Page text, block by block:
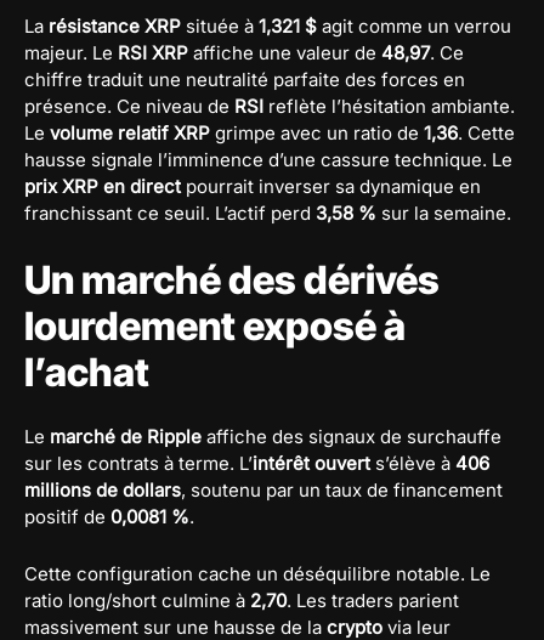
La résistance XRP située à 1,321 $ agit comme un verrou
majeur. Le RSI XRP affiche une valeur de 48,97. Ce
chiffre traduit une neutralité parfaite des forces en
présence. Ce niveau de RSI reflète l’hésitation ambiante.
Le volume relatif XRP grimpe avec un ratio de 1,36. Cette
hausse signale l’imminence d’une cassure technique. Le
prix XRP en directpourrait inverser sa dynamique en
franchissant ce seuil. L’actif perd 3,58 % sur la semaine.
Un marché des dérivés
lourdement exposé à
l’achat
Le marché de Ripple affiche des signaux de surchauffe
sur les contrats à terme. L’intérêt ouverts’élève à 406
millions de dollars, soutenu par un taux de financement
positif de 0,0081 %.
Cette configuration cache un déséquilibre notable. Le
ratio long/short culmine à 2,70. Les traders parient
massivement sur une hausse de la crypto via leur